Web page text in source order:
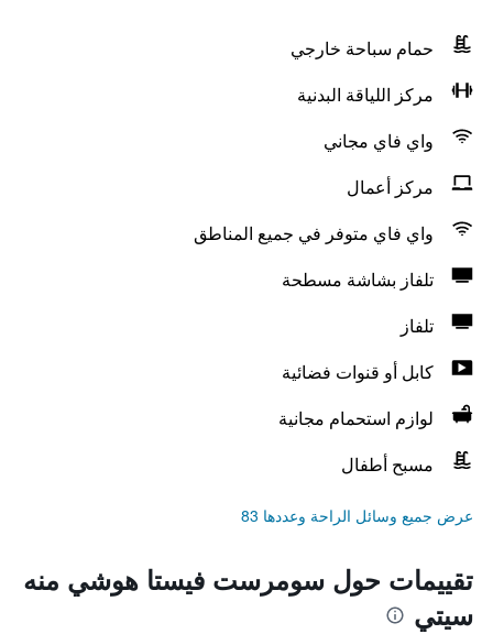
حمام سباحة خارجي
مركز اللياقة البدنية
واي فاي مجاني
مركز أعمال
واي فاي متوفر في جميع المناطق
تلفاز بشاشة مسطحة
تلفاز
كابل أو قنوات فضائية
لوازم استحمام مجانية
مسبح أطفال
عرض جميع وسائل الراحة وعددها 83
تقييمات حول سومرست فيستا هوشي منه
سيتي